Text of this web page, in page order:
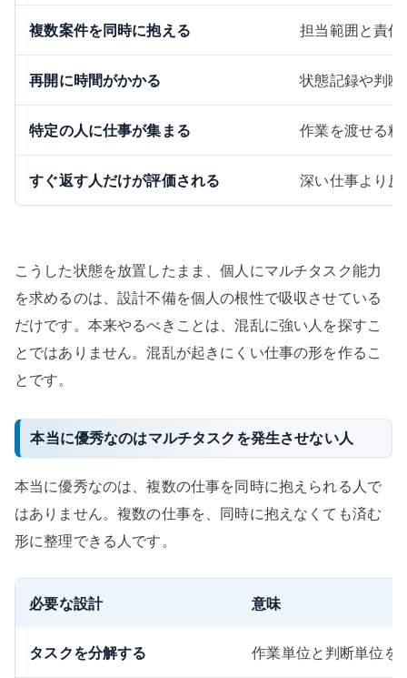
複数案件を同時に抱える 担当範囲と責
再開に時間がかかる 状態記録や判
特定の人に仕事が集まる 作業を渡せる
すぐ返す人だけが評価される 深い仕事より
こうした状態を放置したまま、個人にマルチタスク能力
を求めるのは、設計不備を個人の根性で吸収させている
だけです。本来やるべきことは、混乱に強い人を探すこ
とではありません。混乱が起きにくい仕事の形を作るこ
とです。
本当に優秀なのはマルチタスクを発生させない人
本当に優秀なのは、複数の仕事を同時に抱えられる人で
はありません。複数の仕事を、同時に抱えなくても済む
形に整理できる人です。
必要な設計 意味
タスクを分解する 作業単位と判断単位を